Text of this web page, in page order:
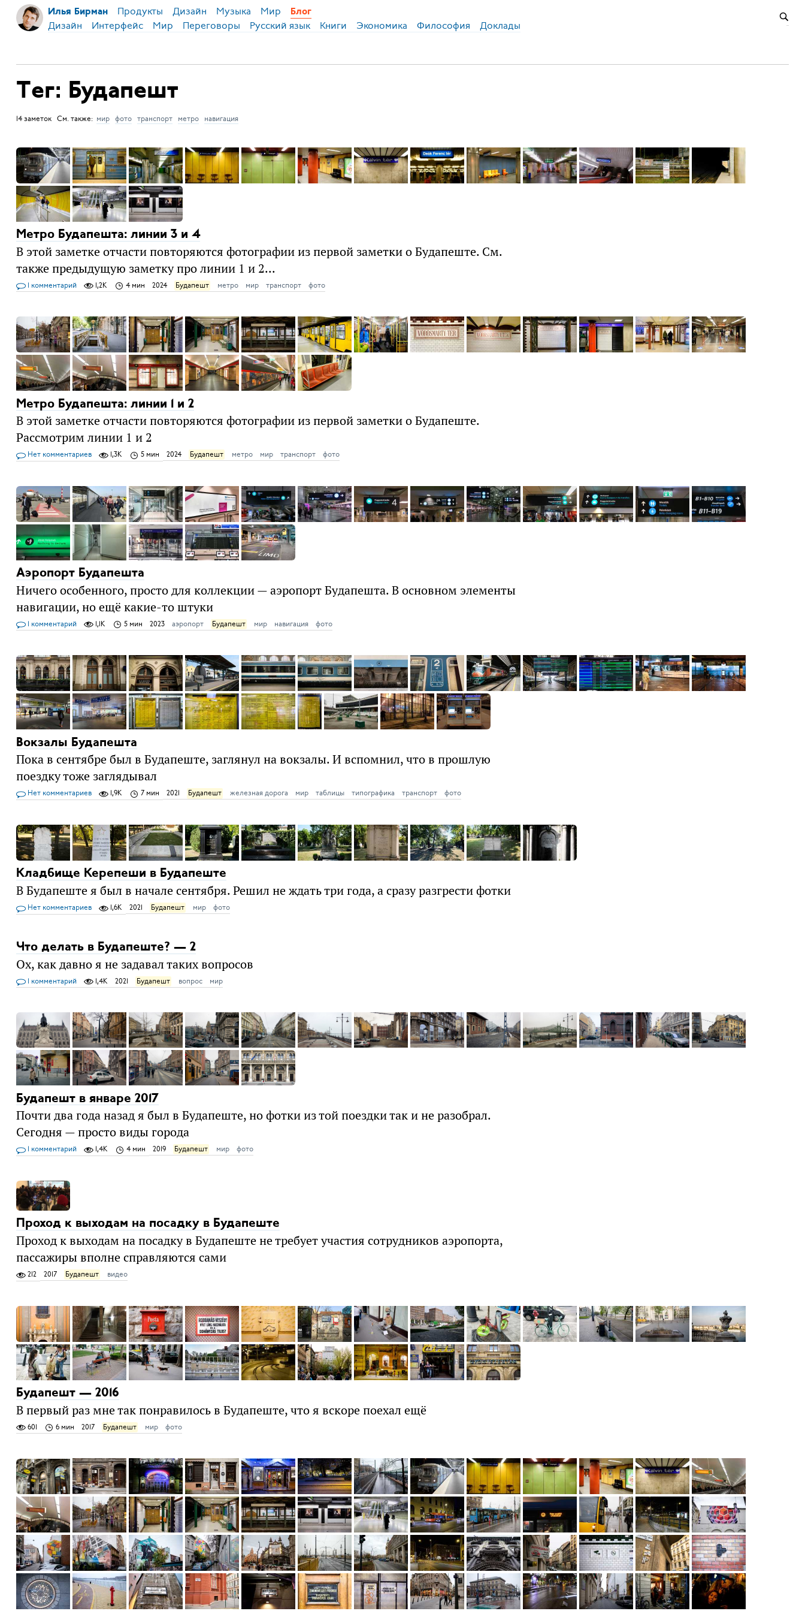
Илья Бирман Продукты Дизайн Музыка Мир Блог
Дизайн Интерфейс Мир Переговоры Русский язык Книги Экономика Философия Доклады
Тег: Будапешт
14 заметок См. также: мир фото транспорт метро навигация
Метро Будапешта: линии 3 и 4
В этой заметке отчасти повторяются фотографии из первой заметки о Будапеште. См.
также предыдущую заметку про линии 1 и 2...
1 комментарий 1,2K 4 мин 2024 Будапешт метро мир транспорт фото
Метро Будапешта: линии 1 и 2
В этой заметке отчасти повторяются фотографии из первой заметки о Будапеште.
Рассмотрим линии 1 и 2
Нет комментариев 1,3K 5 мин 2024 Будапешт метро мир транспорт фото
Аэропорт Будапешта
Ничего особенного, просто для коллекции — аэропорт Будапешта. В основном элементы
навигации, но ещё какие-то штуки
1 комментарий 1,1K 5 мин 2023 аэропорт Будапешт мир навигация фото
Вокзалы Будапешта
Пока в сентябре был в Будапеште, заглянул на вокзалы. И вспомнил, что в прошлую
поездку тоже заглядывал
Нет комментариев 1,9K 7 мин 2021 Будапешт железная дорога мир таблицы типографика транспорт фото
Кладбище Керепеши в Будапеште
В Будапеште я был в начале сентября. Решил не ждать три года, а сразу разгрести фотки
Нет комментариев 1,6K 2021 Будапешт мир фото
Что делать в Будапеште? — 2
Ох, как давно я не задавал таких вопросов
1 комментарий 1,4K 2021 Будапешт вопрос мир
Будапешт в январе 2017
Почти два года назад я был в Будапеште, но фотки из той поездки так и не разобрал.
Сегодня — просто виды города
1 комментарий 1,4K 4 мин 2019 Будапешт мир фото
Проход к выходам на посадку в Будапеште
Проход к выходам на посадку в Будапеште не требует участия сотрудников аэропорта,
пассажиры вполне справляются сами
212 2017 Будапешт видео
Будапешт — 2016
В первый раз мне так понравилось в Будапеште, что я вскоре поехал ещё
601 6 мин 2017 Будапешт мир фото